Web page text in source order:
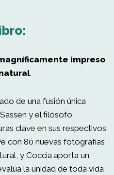
impreso
.
de una fusión única
y el filósofo
clave en sus respectivos
con 80 nuevas fotografías
y Coccia aporta un
la unidad de toda vida